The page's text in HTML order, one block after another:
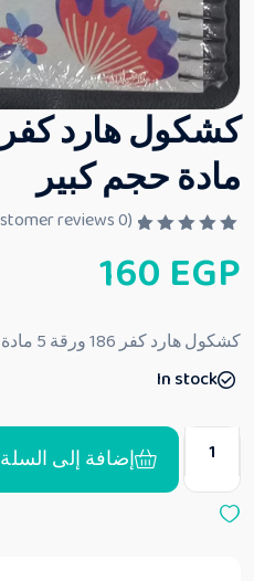
مادة حجم كبير
م
ا
ي
م
ن
(
0
160 EGP
كشكول هارد كفر 186 ورقة 5 مادة حجم كبير
In stock
إضافة إلى السلة